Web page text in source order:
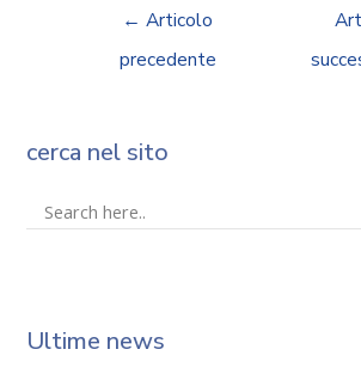
← Articolo
precedente
cerca nel sito
Ultime news